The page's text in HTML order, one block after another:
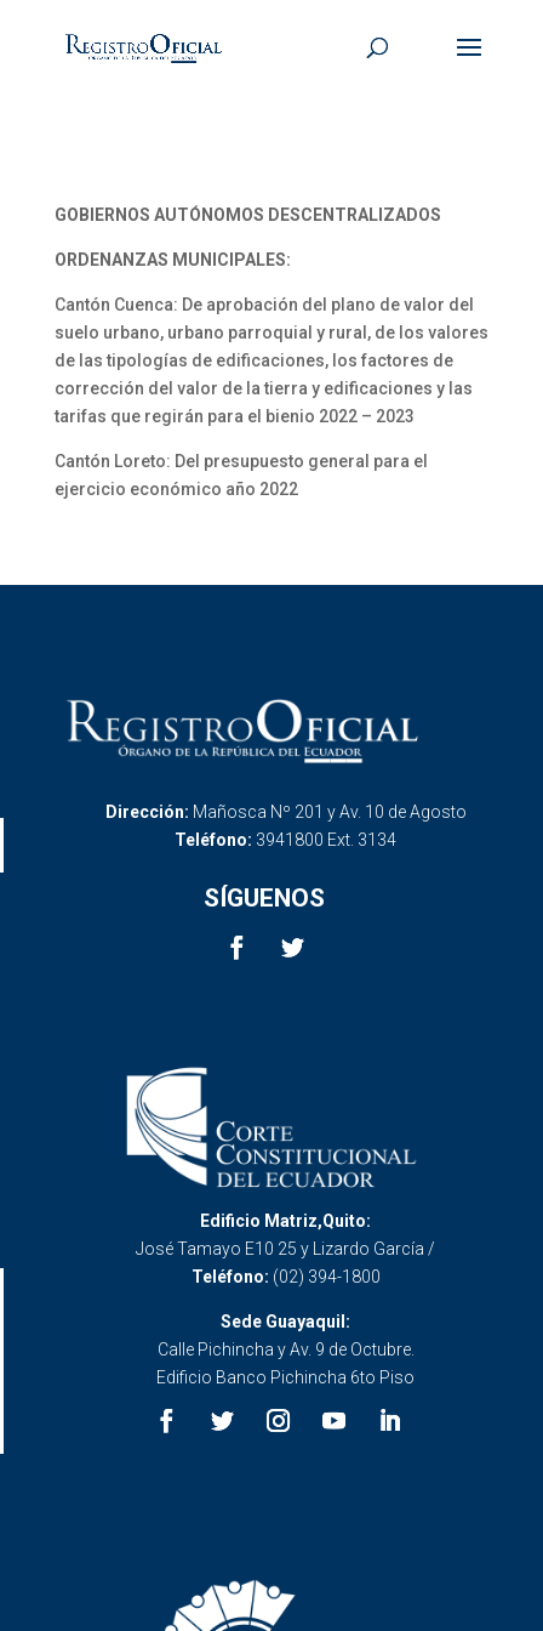
GOBIERNOS AUTÓNOMOS DESCENTRALIZADOS
ORDENANZAS MUNICIPALES:
Cantón Cuenca: De aprobación del plano de valor del
suelo urbano, urbano parroquial y rural, de los valores
de las tipologías de edificaciones, los factores de
corrección del valor de la tierra y edificaciones y las
tarifas que regirán para el bienio 2022 – 2023
Cantón Loreto: Del presupuesto general para el
ejercicio económico año 2022
Dirección: Mañosca Nº 201 y Av. 10 de Agosto
Teléfono: 3941800 Ext. 3134
SÍGUENOS
Edificio Matriz,Quito:
José Tamayo E10 25 y Lizardo García /
Teléfono: (02) 394-1800
Sede Guayaquil:
Calle Pichincha y Av. 9 de Octubre.
Edificio Banco Pichincha 6to Piso